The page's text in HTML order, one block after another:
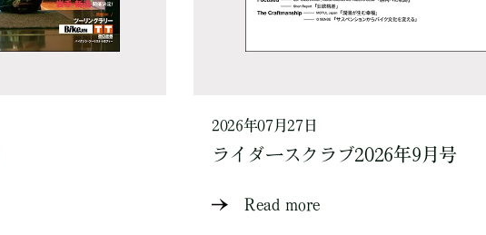
2026年07月27日
ライダースクラブ2026年9月号
Read more